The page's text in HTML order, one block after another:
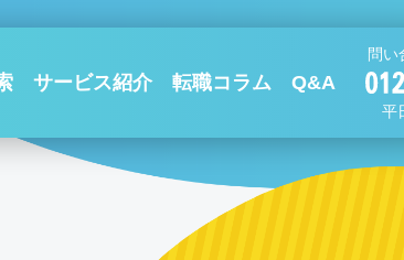
サービス紹介 転職コラム Q&A
問い
平